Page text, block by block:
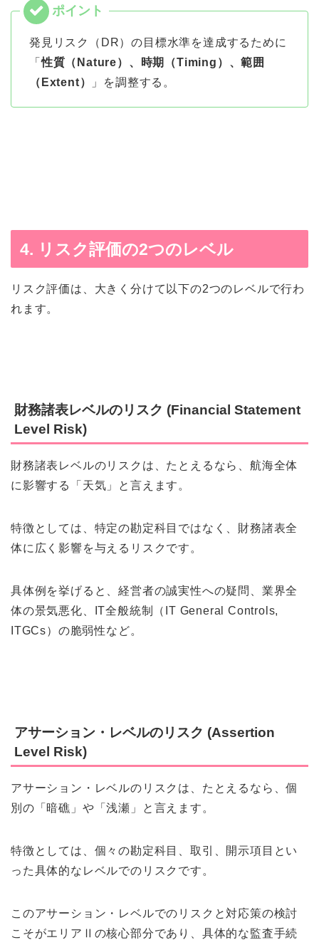
発見リスク（DR）の目標水準を達成するために
「性質（Nature）、時期（Timing）、範囲
（Extent）
」を調整する。
4. リスク評価の2つのレベル
リスク評価は、大きく分けて以下の2つのレベルで行わ
れます。
財務諸表レベルのリスク (Financial Statement
Level Risk)
財務諸表レベルのリスクは、たとえるなら、航海全体
に影響する「天気」と言えます。
特徴としては、特定の勘定科目ではなく、財務諸表全
体に広く影響を与えるリスクです。
具体例を挙げると、経営者の誠実性への疑問、業界全
体の景気悪化、IT全般統制（IT General Controls,
ITGCs）の脆弱性など。
アサーション・レベルのリスク (Assertion
Level Risk)
アサーション・レベルのリスクは、たとえるなら、個
別の「暗礁」や「浅瀬」と言えます。
特徴としては、個々の勘定科目、取引、開示項目とい
った具体的なレベルでのリスクです。
このアサーション・レベルでのリスクと対応策の検討
こそがエリアⅡの核心部分であり、具体的な監査手続